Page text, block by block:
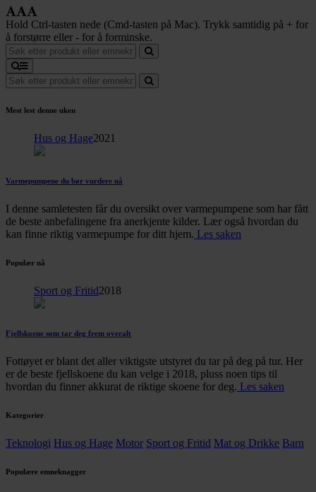
Hold Ctrl-tasten nede (Cmd-tasten på Mac). Trykk samtidig på + for
å forstørre eller - for å forminske.
Mest lest denne uken
Hus og Hage2021
Varmepumpene du bør vurdere nå
I denne samletesten får du oversikt over varmepumpene som har fått
de beste anbefalingene fra anerkjente kilder. Lær også hvordan du
kan finne riktig varmepumpe for ditt hjem. Les saken
Populær nå
Sport og Fritid2018
Fjellskoene som tar deg frem overalt
Fottøyet er blant det aller viktigste utstyret du tar på deg på tur. Her
er de beste fjellskoene du kan velge i 2018, pluss noen tips til
hvordan du finner akkurat de riktige skoene for deg. Les saken
Kategorier
Teknologi Hus og Hage Motor Sport og Fritid Mat og Drikke Barn
Populære emneknagger